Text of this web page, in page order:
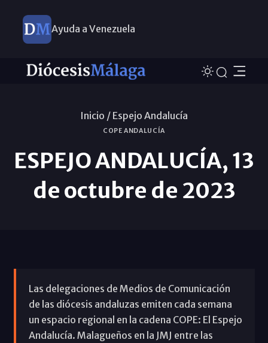
Ayuda a Venezuela
Inicio / Espejo Andalucía
COPE ANDALUCÍA
ESPEJO ANDALUCÍA, 13
de octubre de 2023
Las delegaciones de Medios de Comunicación
de las diócesis andaluzas emiten cada semana
un espacio regional en la cadena COPE: El Espejo
Andalucía. Malagueños en la JMJ entre las